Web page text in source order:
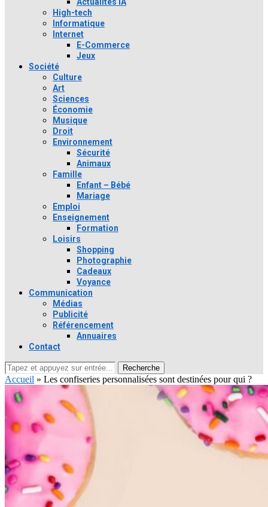
High-tech
Informatique
Internet
E-Commerce
Jeux
Société
Culture
Art
Sciences
Économie
Musique
Droit
Environnement
Sécurité
Animaux
Famille
Enfant – Bébé
Mariage
Emploi
Enseignement
Formation
Loisirs
Shopping
Photographie
Cadeaux
Voyance
Communication
Médias
Publicité
Référencement
Annuaires
Contact
Recherche
Accueil » Les confiseries personnalisées sont destinées pour qui ?